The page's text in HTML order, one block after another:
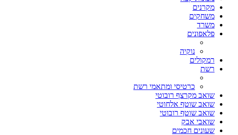
מקרנים
משחקים
משרד
פלאפונים
נוקיה
רמקולים
רשת
כרטיסי ומתאמי רשת
שואב מקרצף רובוטי
שואב שוטף אלחוטי
שואב שוטף רובוטי
שואבי אבק
שעונים חכמים